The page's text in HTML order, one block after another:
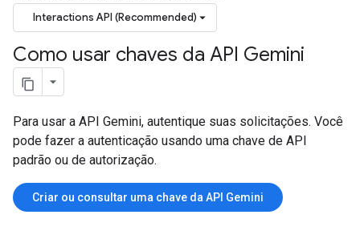
Interactions API (Recommended)
Como usar chaves da API Gemini
Para usar a API Gemini, autentique suas solicitações. Você
pode fazer a autenticação usando uma chave de API
padrão ou de autorização.
Criar ou consultar uma chave da API Gemini